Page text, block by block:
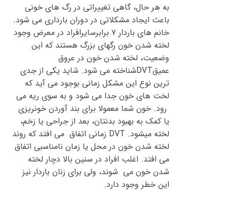
به هر حال، گاهی تغییراتی در رگ های خونی
باعث ایجاد مشکلاتی در دوران بارداری می شود.
خانم های باردار ۷ برابرسایرافراد در معرض وجود
لخته شدن خون رگهای بزرگ هستند که این
وضعیت، لخته شدن خون در عروق
عمیقDVTشناخته می شود. شاید یکی از جدی
ترین نوع این مشکل زمانی بوجود می آید که
لخت های خون جدا می شود و به سوی ریه می
رود. خون شما معمولا برای بند آوردن خونریزی
یا کمک به بهبود بدنتان، بعد از جراحی یا زخم،
لخته میشود. DVT زمانی اتفاق می افتد که روند
لخته شدن خون در محل یا زمان نامناسبی اتفاق
می افتد. اغلب افراد در سنین بالا دچار لخته
شدن خون می شوند، ولی برای زنان باردار نیز
این خطر وجود دارد.